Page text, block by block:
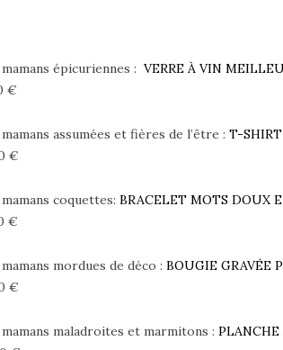
épicuriennes : VERRE À VIN
€
assumées et fières de l’être : T-
€
coquettes: BRACELET MOTS DOUX
€
mordues de déco : BOUGIE GRAVÉE
€
maladroites et marmitons : PLANCHE